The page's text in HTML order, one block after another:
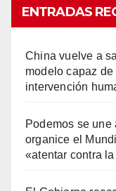
ENTRADAS
China vuelve a
modelo capaz
intervención
Podemos se
organice el
«atentar contra